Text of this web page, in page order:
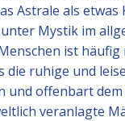
Astrale als etwas
Mystik im
ist
die ruhige und
und offenbart
veranlagte